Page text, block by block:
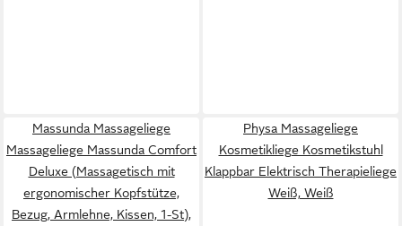
Massunda Massageliege
Massageliege Massunda Comfort
Deluxe (Massagetisch mit
ergonomischer Kopfstütze,
Bezug, Armlehne, Kissen, 1-St),
Physa Massageliege
Kosmetikliege Kosmetikstuhl
Klappbar Elektrisch Therapieliege
Weiß, Weiß